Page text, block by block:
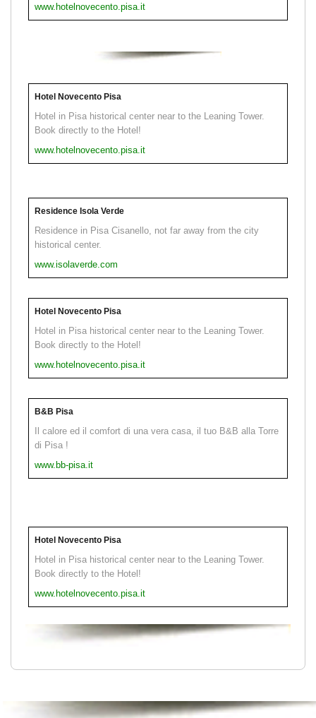
www.hotelnovecento.pisa.it
Hotel Novecento Pisa
Hotel in Pisa historical center near to the Leaning Tower.
Book directly to the Hotel!
www.hotelnovecento.pisa.it
Residence Isola Verde
Residence in Pisa Cisanello, not far away from the city
historical center.
www.isolaverde.com
Hotel Novecento Pisa
Hotel in Pisa historical center near to the Leaning Tower.
Book directly to the Hotel!
www.hotelnovecento.pisa.it
B&B Pisa
Il calore ed il comfort di una vera casa, il tuo B&B alla Torre
di Pisa !
www.bb-pisa.it
Hotel Novecento Pisa
Hotel in Pisa historical center near to the Leaning Tower.
Book directly to the Hotel!
www.hotelnovecento.pisa.it